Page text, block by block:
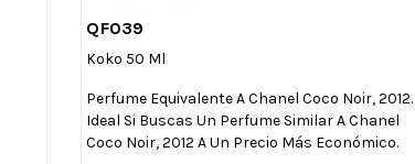
QF039
Koko 50 Ml
Perfume Equivalente A Chanel Coco Noir, 2012.
Ideal Si Buscas Un Perfume Similar A Chanel
Coco Noir, 2012 A Un Precio Más Económico.